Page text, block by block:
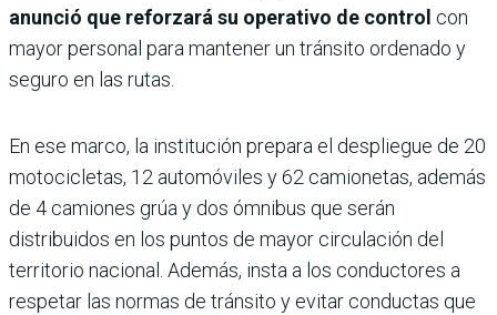
anunció que reforzará su operativo de control con
mayor personal para mantener un tránsito ordenado y
seguro en las rutas.
En ese marco, la institución prepara el despliegue de 20
motocicletas, 12 automóviles y 62 camionetas, además
de 4 camiones grúa y dos ómnibus que serán
distribuidos en los puntos de mayor circulación del
territorio nacional. Además, insta a los conductores a
respetar las normas de tránsito y evitar conductas que